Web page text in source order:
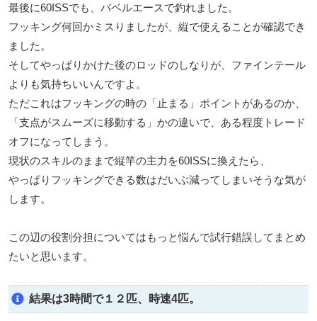
最後に60ISSでも、バベルエースで釣れました。
フッキング何回かミスりましたが、縦で使えることが確認でき
ました。
そしてやっぱりかけた後のロッドのしなりが、ファインテール
よりも気持ちいいんですよ。
ただこれはフッキングの時の「止まる」ポイントがあるのか、
「支点がスムーズに移動する」かの違いで、ある程度トレード
オフになってしまう。
現状のスキルのままで縦竿の主力を60ISSに換えたら、
やっぱりフッキングできる数はだいぶ減ってしまいそうな気が
します。
この辺の役割分担についてはもっと悩んで試行錯誤してまとめ
たいと思います。
結果は3時間で１２匹、時速4匹。